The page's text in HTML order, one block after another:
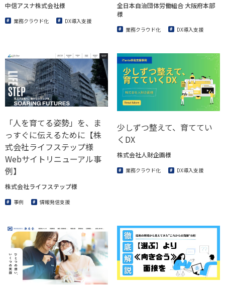
中信アスナ株式会社様
業務クラウド化 DX導入支援
全日本自治団体労働組合 大阪府本部
様
業務クラウド化 DX導入支援
「人を育てる姿勢」を、ま
っすぐに伝えるために【株
式会社ライフステップ様
Webサイトリニューアル事
例】
株式会社ライフステップ様
事例 情報発信支援
少しずつ整えて、育ててい
くDX
株式会社人財企画様
業務クラウド化 DX導入支援